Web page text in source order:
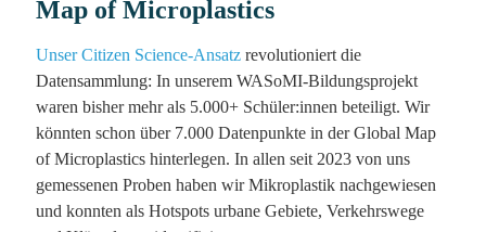
Map of Microplastics
Unser Citizen Science-Ansatz revolutioniert die
Datensammlung: In unserem WASoMI-Bildungsprojekt
waren bisher mehr als 5.000+ Schüler:innen beteiligt. Wir
könnten schon über 7.000 Datenpunkte in der Global Map
of Microplastics hinterlegen. In allen seit 2023 von uns
gemessenen Proben haben wir Mikroplastik nachgewiesen
und konnten als Hotspots urbane Gebiete, Verkehrswege